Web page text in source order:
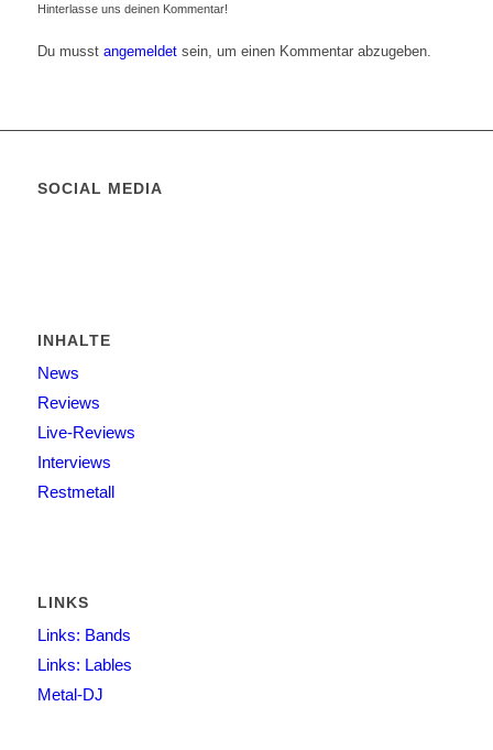
Hinterlasse uns deinen Kommentar!
Du musst angemeldetsein, um einen Kommentar abzugeben.
SOCIAL MEDIA
INHALTE
News
Reviews
Live-Reviews
Interviews
Restmetall
LINKS
Links: Bands
Links: Lables
Metal-DJ